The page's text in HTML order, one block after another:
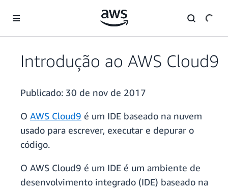
Pular para o conteúdo principal
Introdução ao AWS Cloud9
Publicado: 30 de nov de 2017
O AWS Cloud9 é um IDE baseado na nuvem
usado para escrever, executar e depurar o
código.
O AWS Cloud9 é um IDE é um ambiente de
desenvolvimento integrado (IDE) baseado na